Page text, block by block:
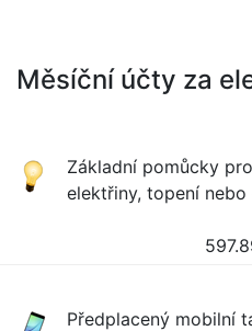
Měsíční účty za
Základní pomůcky
elektřiny, topení
Předplacený mobilní